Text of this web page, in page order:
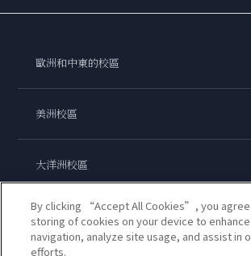
歐洲和中東的校區
美洲校區
大洋洲校區
亞洲校區
By clicking “Accept All Cookies”, you
storing of cookies on your device to
navigation, analyze site usage, and assist in
efforts.